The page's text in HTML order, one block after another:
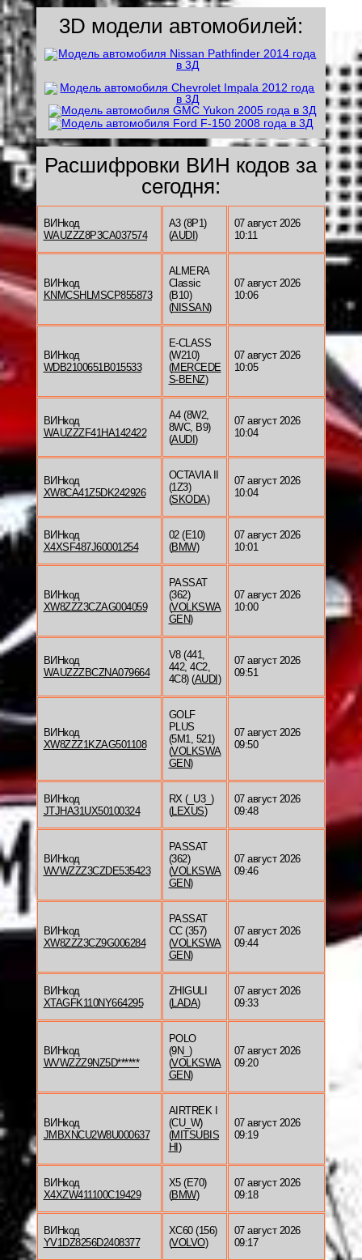
3D модели автомобилей:
Расшифровки ВИН кодов за
сегодня:
ВИНкод
WAUZZZ8P3CA037574
A3 (8P1)
(AUDI )
07 август 2026
10:11
ВИНкод
KNMCSHLMSCP855873
ALMERA
Classic
(B10)
(NISSAN)
07 август 2026
10:06
ВИНкод
WDB2100651B015533
E-CLASS
(W210)
(MERCEDE
S-BENZ)
07 август 2026
10:05
ВИНкод
WAUZZZF41HA142422
A4 (8W2,
8WC, B9)
(AUDI )
07 август 2026
10:04
ВИНкод
XW8CA41Z5DK242926
OCTAVIA II
(1Z3)
(SKODA)
07 август 2026
10:04
ВИНкод
X4XSF487J60001254
02 (E10)
(BMW)
07 август 2026
10:01
ВИНкод
XW8ZZZ3CZAG004059
PASSAT
(362)
(VOLKSWA
GEN)
07 август 2026
10:00
ВИНкод
WAUZZZBCZNA079664
V8 (441,
442, 4C2,
4C8) (AUDI )
07 август 2026
09:51
ВИНкод
XW8ZZZ1KZAG501108
GOLF
PLUS
(5M1, 521)
(VOLKSWA
GEN)
07 август 2026
09:50
ВИНкод
JTJHA31UX50100324
RX (_U3_)
(LEXUS)
07 август 2026
09:48
ВИНкод
WVWZZZ3CZDE535423
PASSAT
(362)
(VOLKSWA
GEN)
07 август 2026
09:46
ВИНкод
XW8ZZZ3CZ9G006284
PASSAT
CC (357)
(VOLKSWA
GEN)
07 август 2026
09:44
ВИНкод
XTAGFK110NY664295
ZHIGULI
(LADA)
07 август 2026
09:33
ВИНкод
WVWZZZ9NZ5D******
POLO
(9N_)
(VOLKSWA
GEN)
07 август 2026
09:20
ВИНкод
JMBXNCU2W8U000637
AIRTREK I
(CU_W)
(MITSUBIS
HI )
07 август 2026
09:19
ВИНкод
X4XZW411100C19429
X5 (E70)
(BMW)
07 август 2026
09:18
ВИНкод
YV1DZ8256D2408377
XC60 (156)
(VOLVO)
07 август 2026
09:17